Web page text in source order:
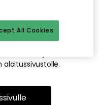
ole tai siitä, että se
tästä mahdollisesti
aloitussivustolle.
All Cookies